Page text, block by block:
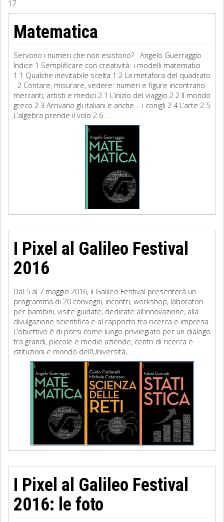
Filosofia
Storia
Matematica
Diritto
17
Matematica
Servono i numeri che non esistono? Angelo Guerraggio
Indice 1 Semplificare con creatività: i modelli matematici
1.1 Qualche inevitabile scelta 1.2 La metafora del quadrato
2 Contare, misurare, vedere: numeri e figure incontrano
mercanti, artisti e medici 2.1 L’inizio del viaggio 2.2 Il mondo
greco 2.3 Arrivano gli italiani e anche... i conigli 2.4 L’arte 2.5
L’algebra prende il volo 2.6 ...
I Pixel al Galileo Festival
2016
Dal 5 al 7 maggio 2016, il Galileo Festival presenterà un
programma di 20 convegni, incontri, workshop, laboratori
per bambini, visite guidate, dedicate all’innovazione, alla
divulgazione scientifica e al rapporto tra ricerca e impresa.
L’obiettivo è di porsi come luogo privilegiato per un dialogo
tra grandi, piccole e medie aziende, centri di ricerca e
istituzioni e mondo dell’Università, ...
I Pixel al Galileo Festival
2016: le foto